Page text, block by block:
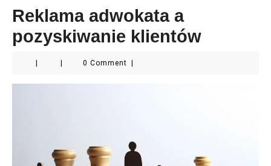
Reklama adwokata a
pozyskiwanie klientów
0 Comment